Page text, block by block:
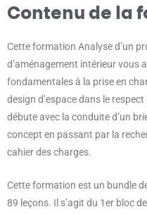
Contenu de la
Cette formation Analyse d’un
d’aménagement intérieur vous
fondamentales à la prise en
design d’espace dans le
débute avec la conduite d’un
concept en passant par la
cahier des charges.
Cette formation est un bundle
89 leçons. Il s’agit du 1er bloc